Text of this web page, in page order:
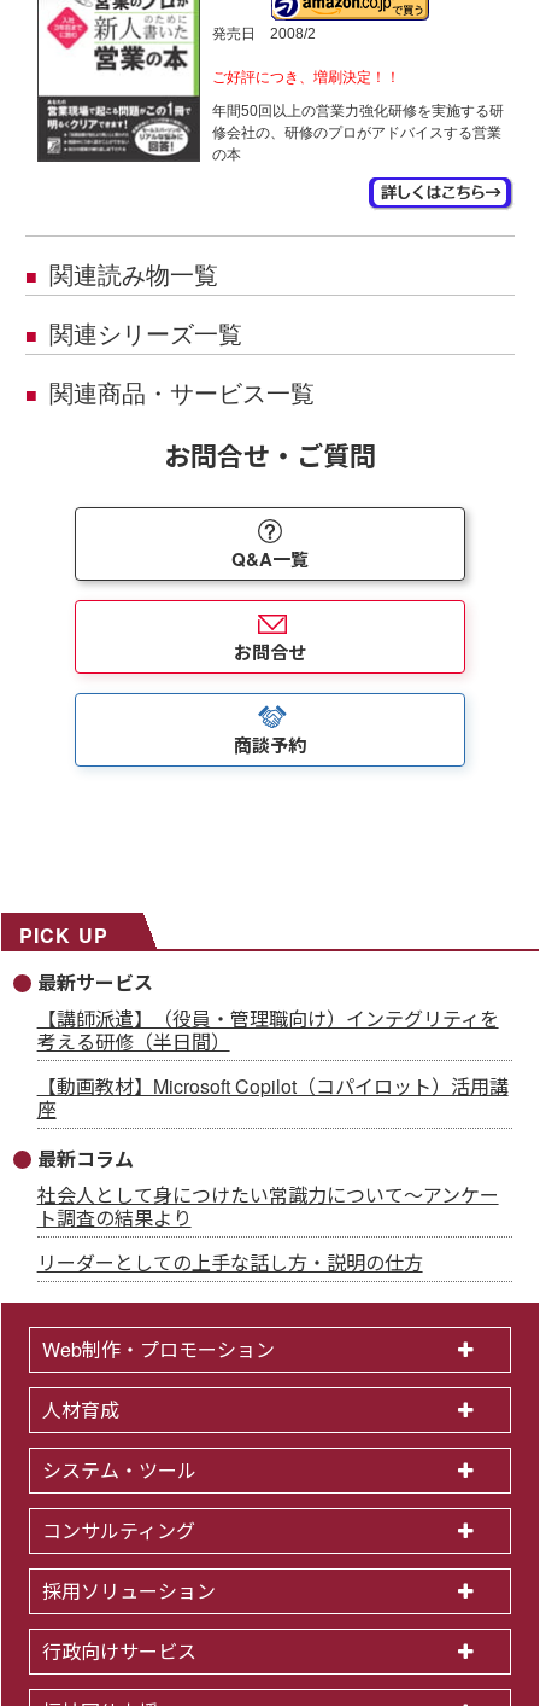
発売日 2008/2
ご好評につき、増刷決定！！
年間50回以上の営業力強化研修を実施する研
修会社の、研修のプロがアドバイスする営業
の本
■ 関連読み物一覧
■ 関連シリーズ一覧
■ 関連商品・サービス一覧
お問合せ・ご質問
Q&A一覧
お問合せ
商談予約
PICK UP
最新サービス
【講師派遣】（役員・管理職向け）インテグリティを
考える研修（半日間）
【動画教材】Microsoft Copilot（コパイロット）活用講
座
最新コラム
社会人として身につけたい常識力について～アンケー
ト調査の結果より
リーダーとしての上手な話し方・説明の仕方
Web制作・プロモーション
人材育成
システム・ツール
コンサルティング
採用ソリューション
行政向けサービス